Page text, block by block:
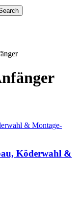
Köderwahl &